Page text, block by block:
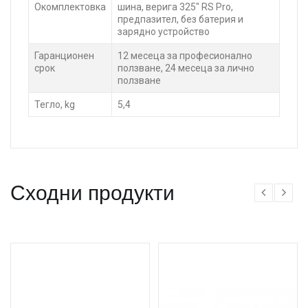
Окомплектовка
шина, верига 325" RS Pro,
предпазител, без батерия и
зарядно устройство
Гаранционен
срок
12 месеца за професионално
ползване, 24 месеца за лично
ползване
Тегло, kg 5,4
Сходни продукти